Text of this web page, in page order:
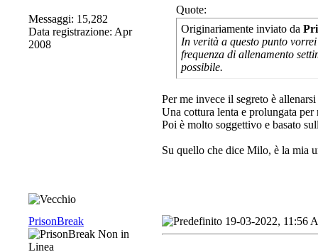
Messaggi: 15,282
Data registrazione: Apr
2008
Quote:
Originariamente inviato da
In verità a questo punto
frequenza di allenamento
possibile.
Per me invece il segreto è
Una cottura lenta e prolungata
Poi è molto soggettivo e basato
Su quello che dice Milo, è la mia
PrisonBreak 19-03-2022, 11:56